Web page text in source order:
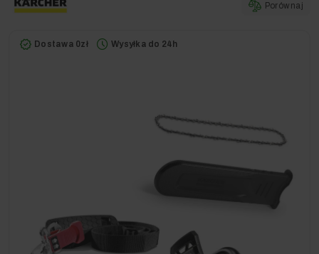
Porównaj
Dostawa 0zł Wysyłka do 24h